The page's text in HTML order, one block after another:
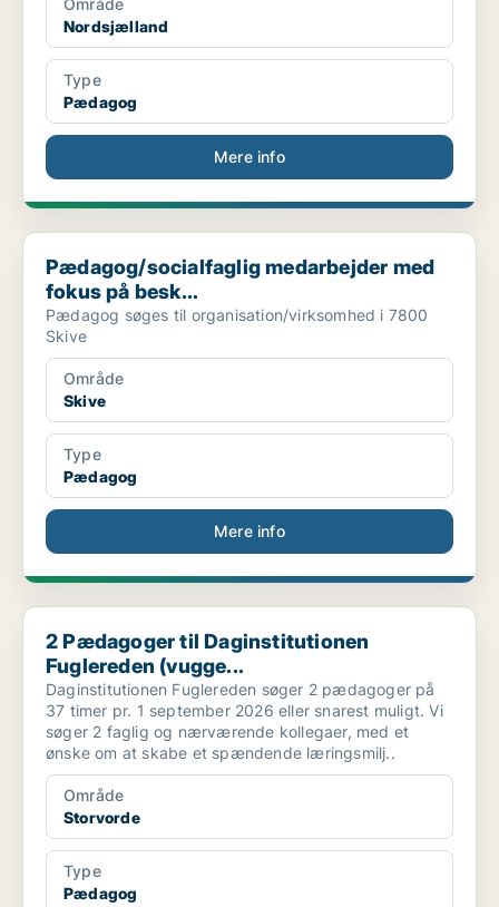
Område
Nordsjælland
Type
Pædagog
Mere info
Pædagog/socialfaglig medarbejder med fokus på besk...
Pædagog/socialfaglig medarbejder med
fokus på besk...
Pædagog søges til organisation/virksomhed i 7800
Skive
Område
Skive
Type
Pædagog
Mere info
2 Pædagoger til Daginstitutionen Fuglereden (vugge...
2 Pædagoger til Daginstitutionen
Fuglereden (vugge...
Daginstitutionen Fuglereden søger 2 pædagoger på
37 timer pr. 1 september 2026 eller snarest muligt. Vi
søger 2 faglig og nærværende kollegaer, med et
ønske om at skabe et spændende læringsmilj..
Område
Storvorde
Type
Pædagog